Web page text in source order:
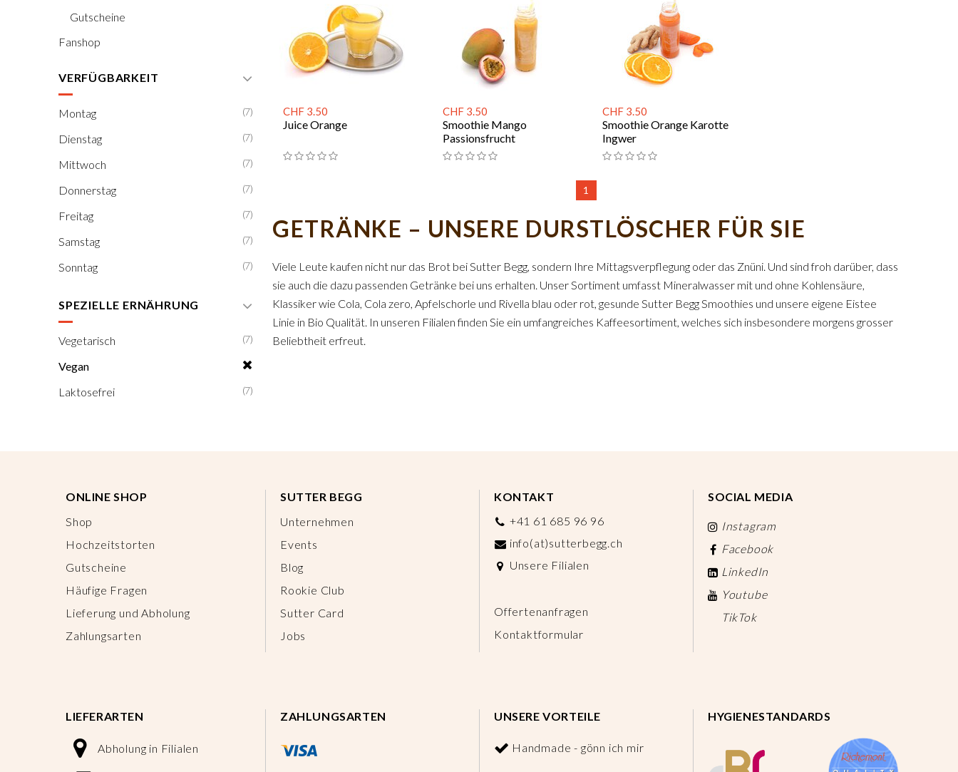
Gutscheine
Fanshop
VERFÜGBARKEIT
Montag (7)
Dienstag (7)
Mittwoch (7)
Donnerstag (7)
Freitag (7)
Samstag (7)
Sonntag (7)
SPEZIELLE ERNÄHRUNG
Vegetarisch (7)
Vegan
Laktosefrei
(7)
CHF 3.50
Juice Orange
CHF 3.50
Smoothie Mango
Passionsfrucht
CHF 3.50
Smoothie Orange Karotte
Ingwer
1
GETRÄNKE – UNSERE DURSTLÖSCHER FÜR SIE
Viele Leute kaufen nicht nur das Brot bei Sutter Begg, sondern Ihre Mittagsverpflegung oder das Znüni. Und sind froh darüber, dass
sie auch die dazu passenden Getränke bei uns erhalten. Unser Sortiment umfasst Mineralwasser mit und ohne Kohlensäure,
Klassiker wie Cola, Cola zero, Apfelschorle und Rivella blau oder rot, gesunde Sutter Begg Smoothies und unsere eigene Eistee
Linie in Bio Qualität. In unseren Filialen finden Sie ein umfangreiches Kaffeesortiment, welches sich insbesondere morgens grosser
Beliebtheit erfreut.
ONLINE SHOP
Shop
Hochzeitstorten
Gutscheine
Häufige Fragen
Lieferung und Abholung
Zahlungsarten
SUTTER BEGG
Unternehmen
Events
Blog
Rookie Club
Sutter Card
Jobs
KONTAKT
+41 61 685 96 96
info(at)sutterbegg.ch
Unsere Filialen
Offertenanfragen
Kontaktformular
SOCIAL MEDIA
Instagram
Facebook
LinkedIn
Youtube
TikTok
LIEFERARTEN
Abholung in Filialen
ZAHLUNGSARTEN UNSERE VORTEILE
Handmade - gönn ich mir
HYGIENESTANDARDS